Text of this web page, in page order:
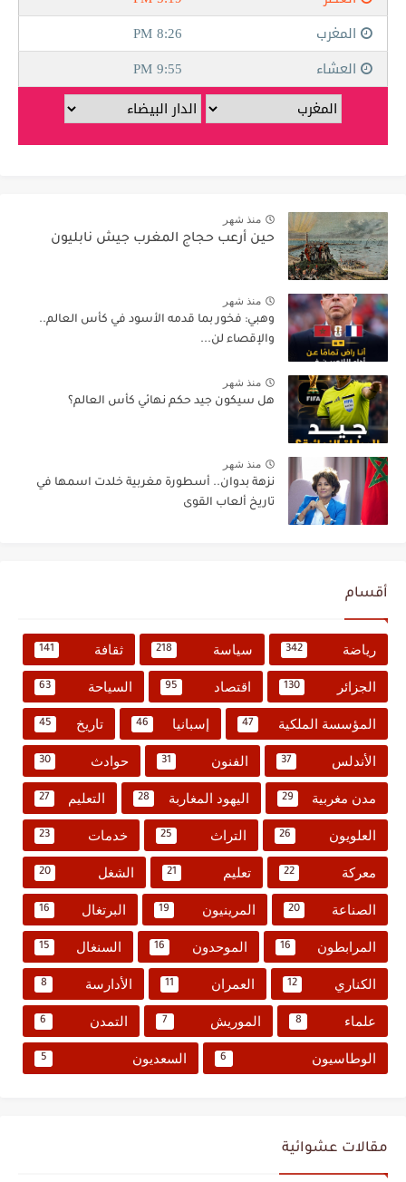
منذ شهر
حين أرعب حجاج المغرب جيش نابليون
منذ شهر
وهبي: فخور بما قدمه الأسود في كأس العالم..
والإقصاء لن...
منذ شهر
هل سيكون جيد حكم نهائي كأس العالم؟
منذ شهر
نزهة بدوان.. أسطورة مغربية خلدت اسمها في
تاريخ ألعاب القوى
أقسام
رياضة 342 سياسة 218 ثقافة 141
الجزائر 130 اقتصاد 95 السياحة 63
المؤسسة الملكية 47 إسبانيا 46 تاريخ 45
الأندلس 37 الفنون 31 حوادث 30
مدن مغربية 29 اليهود المغاربة 28 التعليم 27
العلويون 26 التراث 25 خدمات 23
معركة 22 تعليم 21 الشغل 20
الصناعة 20 المرينيون 19 البرتغال 16
المرابطون 16 الموحدون 16 السنغال 15
الكناري 12 العمران 11 الأدارسة 8
علماء 8 الموريش 7 التمدن 6
الوطاسيون 6 السعديون 5
مقالات عشوائية